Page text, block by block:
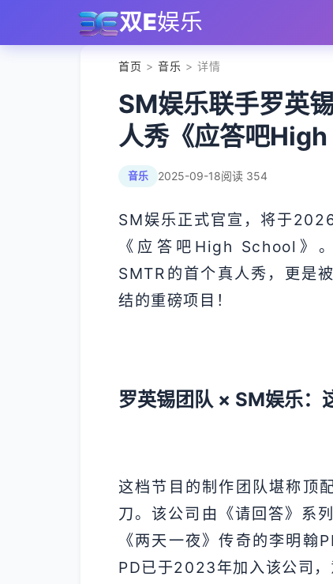
双E娱乐
首页 > 音乐 > 详情
SM娱乐联手罗英
人秀《应答吧High
音乐 2025-09-18阅读 354
SM娱乐正式官宣，将于
《应答吧High School》
SMTR⁠的首个真人秀，更是
结的重磅项目！
罗英锡团队 × SM娱乐：
这档节目的制作团队堪称
刀。该公司由《请回答》系
《两天一夜》传奇的李明翰
PD已于2023年加入该公司，